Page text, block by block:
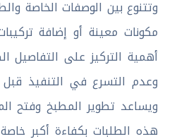
وتتنوع بين الوصفات الخاصة
مكونات معينة أو إضافة
أهمية التركيز على التفاصيل
وعدم التسرع في التنفيذ قبل
ويساعد تطوير المطبخ وفتح
هذه الطلبات بكفاءة أكبر